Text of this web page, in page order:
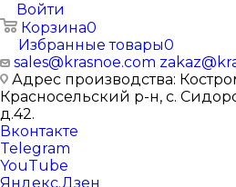
Войти
Корзина0
Избранные товары0
sales@krasnoe.com
Адрес производства:
Красносельский р-н, с.
д.42.
Вконтакте
Telegram
YouTube
Яндекс.Дзен